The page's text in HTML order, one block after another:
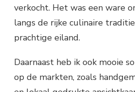
verkocht. Het was een ware
langs de rijke culinaire
prachtige eiland.
Daarnaast heb ik ook mooie
op de markten, zoals